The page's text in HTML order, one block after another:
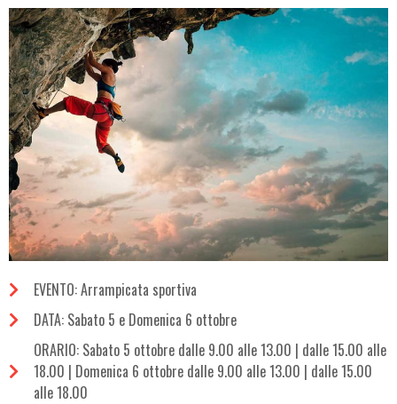
EVENTO: Arrampicata sportiva
DATA: Sabato 5 e Domenica 6 ottobre
ORARIO: Sabato 5 ottobre dalle 9.00 alle 13.00 | dalle 15.00 alle
18.00 | Domenica 6 ottobre dalle 9.00 alle 13.00 | dalle 15.00
alle 18.00